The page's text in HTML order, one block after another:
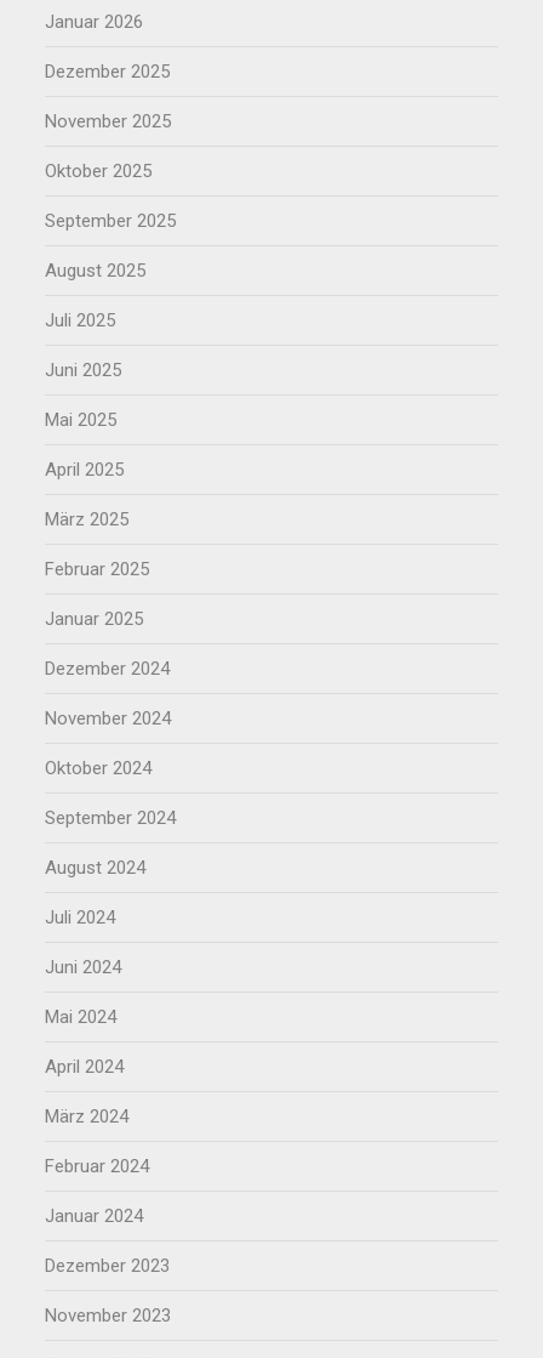
Januar 2026
Dezember 2025
November 2025
Oktober 2025
September 2025
August 2025
Juli 2025
Juni 2025
Mai 2025
April 2025
März 2025
Februar 2025
Januar 2025
Dezember 2024
November 2024
Oktober 2024
September 2024
August 2024
Juli 2024
Juni 2024
Mai 2024
April 2024
März 2024
Februar 2024
Januar 2024
Dezember 2023
November 2023